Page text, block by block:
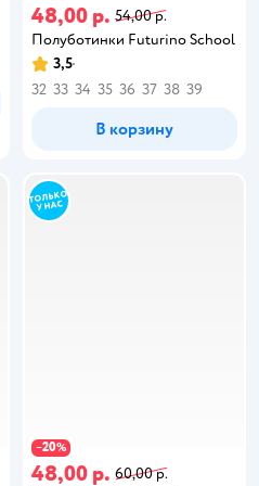
48,00 р. 54,00 р.
Полуботинки Futurino School
3,5
32 33 34 35 36 37 38 39
В корзину
−20%
48,00 р. 60,00 р.